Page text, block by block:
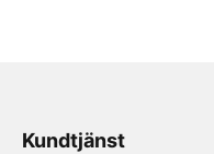
Kundtjänst